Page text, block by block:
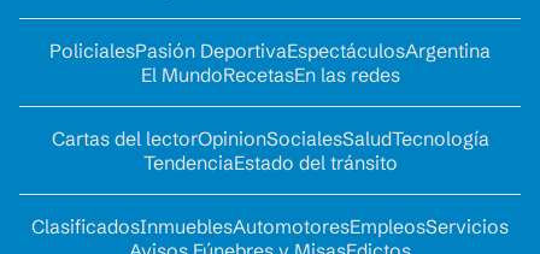
PolicialesPasión DeportivaEspectáculosArgentina
El MundoRecetasEn las redes
Cartas del lectorOpinionSocialesSaludTecnología
TendenciaEstado del tránsito
ClasificadosInmueblesAutomotoresEmpleosServicios